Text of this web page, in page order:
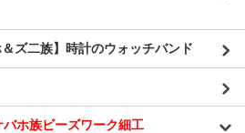
ズ二族】時計のウォッチバンド
ホ族ビーズワーク細工